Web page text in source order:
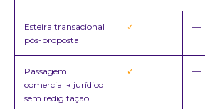
Esteira transacional
pós-proposta
✓ —
Passagem
comercial → jurídico
sem redigitação
✓ —